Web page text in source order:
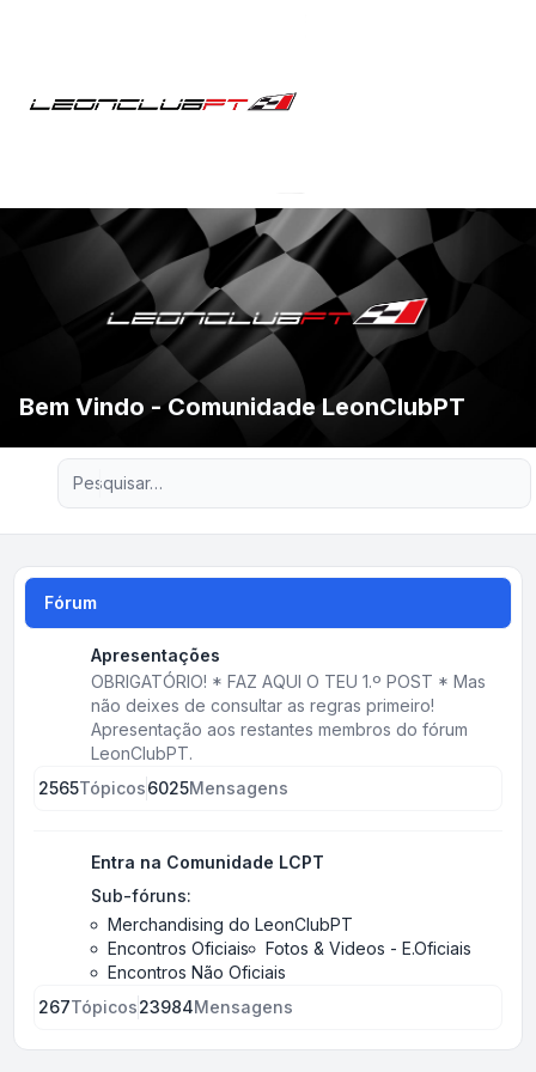
Bem Vindo - Comunidade LeonClubPT
Pesquisa avançada
Fórum
Apresentações
OBRIGATÓRIO! * FAZ AQUI O TEU 1.º POST * Mas
não deixes de consultar as regras primeiro!
Apresentação aos restantes membros do fórum
LeonClubPT.
2565Tópicos6025Mensagens
Entra na Comunidade LCPT
Sub-fóruns:
Merchandising do LeonClubPT
Encontros Oficiais
Fotos & Videos - E.Oficiais
Encontros Não Oficiais
267Tópicos23984Mensagens